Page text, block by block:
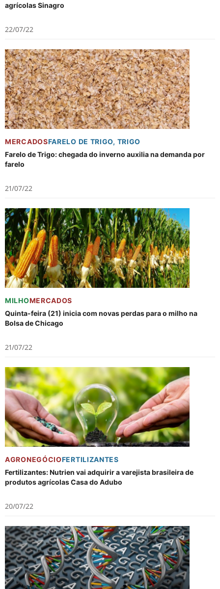
agrícolas Sinagro
22/07/22
MERCADOSFARELO DE TRIGO, TRIGO
Farelo de Trigo: chegada do inverno auxilia na demanda por
farelo
21/07/22
MILHOMERCADOS
Quinta-feira (21) inicia com novas perdas para o milho na
Bolsa de Chicago
21/07/22
AGRONEGÓCIOFERTILIZANTES
Fertilizantes: Nutrien vai adquirir a varejista brasileira de
produtos agrícolas Casa do Adubo
20/07/22